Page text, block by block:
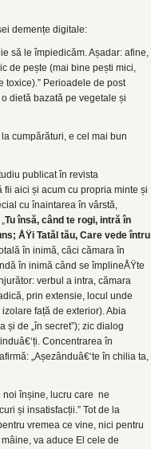
demențe digitale:
să le împiedicăm. Așadar: afine,
de pește (mai bine pești mici,
toxice).” Perioadele de post
dietă bazată pe vegetale și
cumpărături, e cel mai bun
publicat în revista
aici și acum cu propria minte și
cu înaintarea în vârstă,
Tu însă, când te rogi, intră în
ÅŸi Tatăl tău, Care vede întru
în inimă, căci cămara în
în inimă când se împlineÅŸte
verbul a intra, cămara
prin extensie, locul unde
față de exterior). Abia
și de „în secret”); zic dialog
Concentrarea în
„Așezânduâ€‘te în chilia ta,
noi înșine, lucru care ne
și insatisfacții.” Tot de la
vremea ce vine, nici pentru
va aduce El cele de